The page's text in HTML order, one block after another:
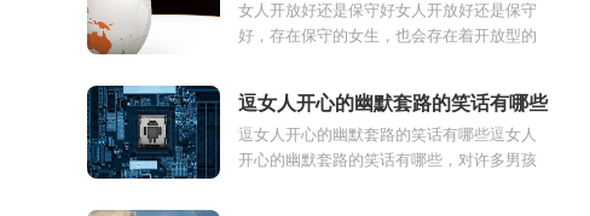
女人开放好还是保守好女人开放好还是保守
好，存在保守的女生，也会存在着开放型的
逗女人开心的幽默套路的笑话有哪些
逗女人开心的幽默套路的笑话有哪些逗女人
开心的幽默套路的笑话有哪些，对许多男孩